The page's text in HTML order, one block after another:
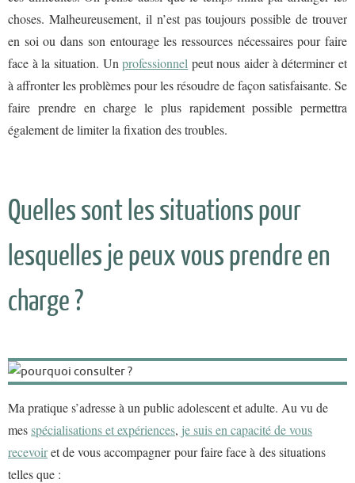
choses. Malheureusement, il n’est pas toujours possible de trouver
en soi ou dans son entourage les ressources nécessaires pour faire
face à la situation. Unprofessionnel peut nous aider à déterminer et
à affronter les problèmes pour les résoudre de façon satisfaisante. Se
faire prendre en charge le plus rapidement possible permettra
également de limiter la fixation des troubles.
Quelles sont les situations pour
lesquelles je peux vous prendre en
charge ?
Ma pratique s’adresse à un public adolescent et adulte. Au vu de
messpécialisations et expériences, je suis en capacité de vous
recevoiret de vous accompagner pour faire face à des situations
telles que :